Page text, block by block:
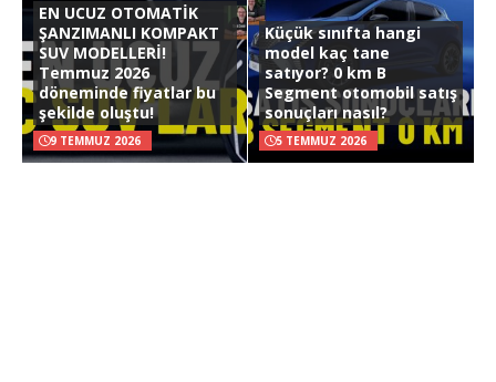
EN UCUZ OTOMATİK
ŞANZIMANLI KOMPAKT
SUV MODELLERİ!
Temmuz 2026
döneminde fiyatlar bu
şekilde oluştu!
9 TEMMUZ 2026
Küçük sınıfta hangi
model kaç tane
satıyor? 0 km B
Segment otomobil satış
sonuçları nasıl?
5 TEMMUZ 2026